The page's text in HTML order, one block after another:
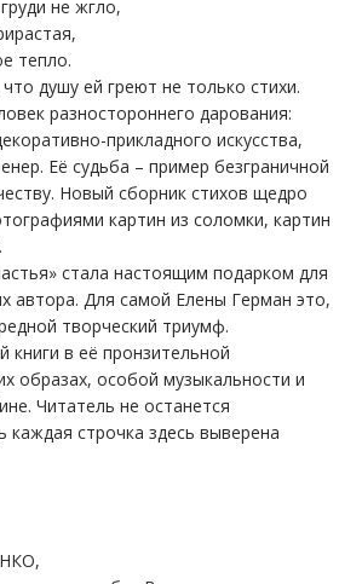
не жгло,
тепло.
душу ей греют не только стихи.
разностороннего дарования:
прикладного искусства,
Её судьба – пример безграничной
Новый сборник стихов щедро
картин из соломки, картин
стала настоящим подарком для
автора. Для самой Елены Герман это,
творческий триумф.
книги в её пронзительной
образах, особой музыкальности и
Читатель не останется
строчка здесь выверена